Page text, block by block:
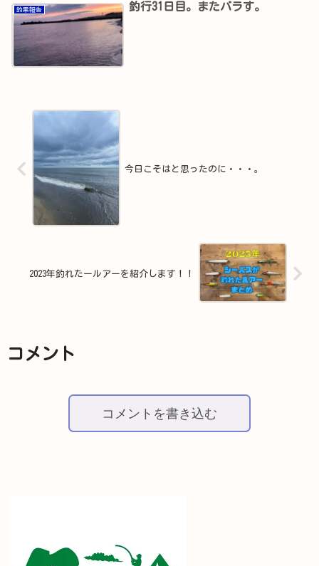
釣果報告 釣行31日目。またバラす。
今日こそはと思ったのに・・・。
2023年釣れたールアーを紹介します！！
コメント
コメントを書き込む